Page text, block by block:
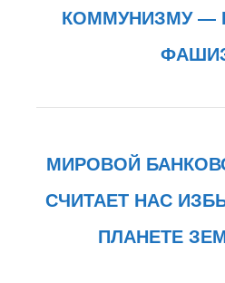
КОММУНИЗМУ —
МИРОВОЙ
СЧИТАЕТ НАС
ПЛАНЕТЕ